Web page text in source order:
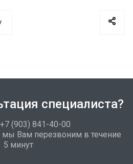
специалиста?
(903) 841-40-00
мы Вам перезвоним в течение
5 минут